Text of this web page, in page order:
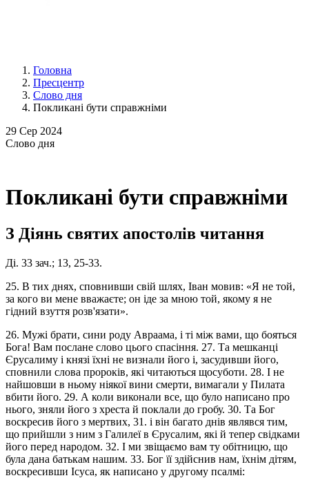
Головна
Пресцентр
Слово дня
Покликані бути справжніми
29 Сер 2024
Слово дня
Покликані бути справжніми
З Діянь святих апостолів читання
Ді. 33 зач.; 13, 25-33.
25. В тих днях, сповнивши свій шлях, Іван мовив: «Я не той,
за кого ви мене вважаєте; он іде за мною той, якому я не
гідний взуття розв'язати».
26. Мужі брати, сини роду Авраама, і ті між вами, що бояться
Бога! Вам послане слово цього спасіння. 27. Та мешканці
Єрусалиму і князі їхні не визнали його і, засудивши його,
сповнили слова пророків, які читаються щосуботи. 28. І не
найшовши в ньому ніякої вини смерти, вимагали у Пилата
вбити його. 29. А коли виконали все, що було написано про
нього, зняли його з хреста й поклали до гробу. 30. Та Бог
воскресив його з мертвих, 31. і він багато днів являвся тим,
що прийшли з ним з Галилеї в Єрусалим, які й тепер свідками
його перед народом. 32. І ми звіщаємо вам ту обітницю, що
була дана батькам нашим. 33. Бог її здійснив нам, їхнім дітям,
воскресивши Ісуса, як написано у другому псалмі: